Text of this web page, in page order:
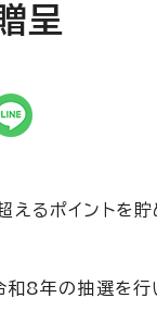
呈
えるポイントを
和8年の抽選を行